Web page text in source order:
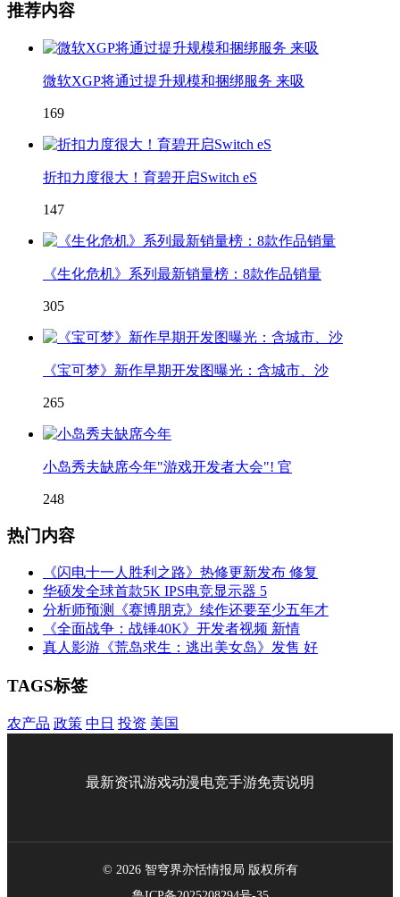
推荐内容
微软XGP将通过提升规模和捆绑服务 来吸
169
折扣力度很大！育碧开启Switch eS
147
《生化危机》系列最新销量榜：8款作品销量
305
《宝可梦》新作早期开发图曝光：含城市、沙
265
小岛秀夫缺席今年"游戏开发者大会"! 官
248
热门内容
《闪电十一人胜利之路》热修更新发布 修复
华硕发全球首款5K IPS电竞显示器 5
分析师预测《赛博朋克》续作还要至少五年才
《全面战争：战锤40K》开发者视频 新情
真人影游《荒岛求生：逃出美女岛》发售 好
TAGS标签
农产品 政策 中日 投资 美国
最新资讯游戏动漫电竞手游免责说明
© 2026 智穹界亦恬情报局 版权所有